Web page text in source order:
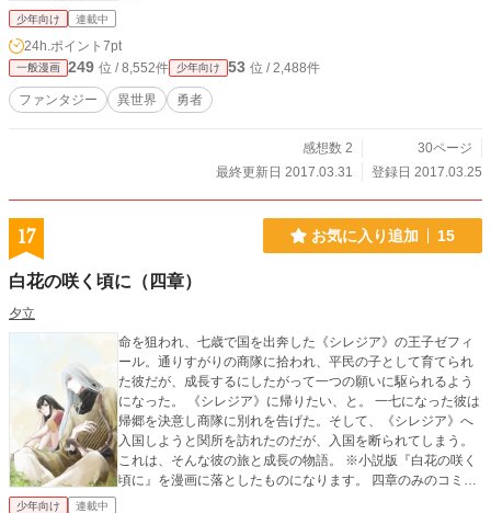
少年向け 連載中
24h.ポイント 7pt
一般漫画 249 位 / 8,552件 少年向け 53 位 / 2,488件
ファンタジー 異世界 勇者
感想数 2
30ページ
最終更新日 2017.03.31
登録日 2017.03.25
17 お気に入り追加 15
白花の咲く頃に（四章）
夕立
命を狙われ、七歳で国を出奔した《シレジア》の王子ゼフィ
ール。通りすがりの商隊に拾われ、平民の子として育てられ
た彼だが、成長するにしたがって一つの願いに駆られるよう
になった。 《シレジア》に帰りたい、と。 一七になった彼は
帰郷を決意し商隊に別れを告げた。そして、《シレジア》へ
入国しようと関所を訪れたのだが、入国を断られてしまう。
これは、そんな彼の旅と成長の物語。 ※小説版『白花の咲く
頃に』を漫画に落としたものになります。 四章のみのコミカ
少年向け 連載中